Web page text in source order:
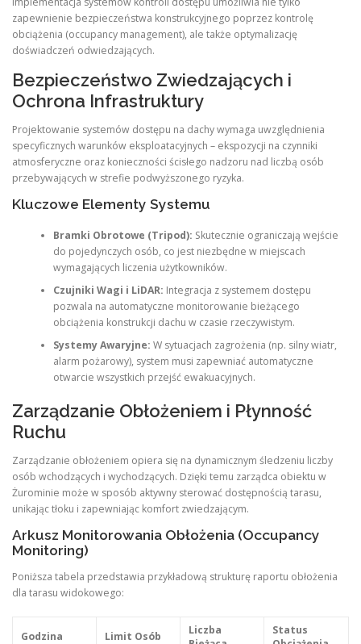
zapewnienie bezpieczeństwa konstrukcyjnego poprzez kontrolę
obciążenia (occupancy management), ale także optymalizację
doświadczeń odwiedzających.
Bezpieczeństwo Zwiedzających i
Ochrona Infrastruktury
Projektowanie systemów dostępu na dachy wymaga uwzględnienia
specyficznych warunków eksploatacyjnych – ekspozycji na czynniki
atmosferyczne oraz konieczności ścisłego nadzoru nad liczbą osób
przebywających w strefie podwyższonego ryzyka.
Kluczowe Elementy Systemu
Bramki Obrotowe (Tripod): Skutecznie ograniczają wejście
do pojedynczych osób, co jest niezbędne w miejscach
wymagających liczenia użytkowników.
Czujniki Wagi i LiDAR: Integracja z systemem dostępu
pozwala na automatyczne monitorowanie bieżącego
obciążenia konstrukcji dachu w czasie rzeczywistym.
Systemy Awaryjne: W sytuacjach zagrożenia (np. silny wiatr,
alarm pożarowy), system musi zapewniać automatyczne
otwarcie wszystkich przejść ewakuacyjnych.
Zarządzanie Obłożeniem i Płynność
Ruchu
Zarządzanie obłożeniem opiera się na dynamicznym śledzeniu liczby
osób wchodzących i wychodzących. Dzięki temu zarządca obiektu w
Żurominie może w sposób aktywny sterować dostępnością tarasu,
unikając tłoku i zapewniając komfort zwiedzającym.
Arkusz Monitorowania Obłożenia (Occupancy
Monitoring)
Poniższa tabela przedstawia przykładową strukturę raportu obłożenia
dla tarasu widokowego:
Godzina Limit Osób
Liczba
Status